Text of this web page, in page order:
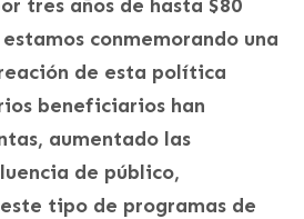
tres años de hasta $80
conmemorando una
de esta política
beneficiarios han
aumentado las
de público,
tipo de programas de